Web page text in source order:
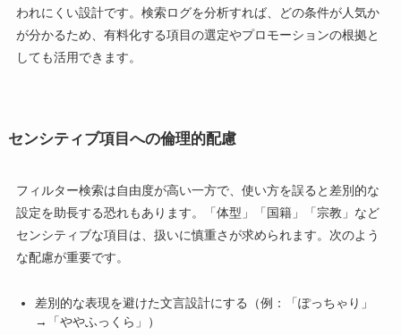
われにくい設計です。検索ログを分析すれば、どの条件が人気か
が分かるため、有料化する項目の選定やプロモーションの根拠と
しても活用できます。
センシティブ項目への倫理的配慮
フィルター検索は自由度が高い一方で、使い方を誤ると差別的な
設定を助長する恐れもあります。「体型」「国籍」「宗教」など
センシティブな項目は、扱いに慎重さが求められます。次のよう
な配慮が重要です。
差別的な表現を避けた文言設計にする（例：「ぽっちゃり」
→「ややふっくら」）